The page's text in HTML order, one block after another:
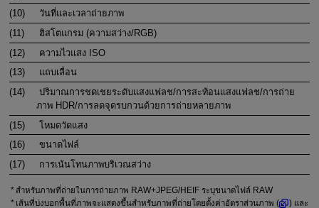
(10)
วันที่และเวลาถ่ายภาพ
(11)
ฮิสโตแกรม (ความสว่าง/RGB)
(12)
ความไวแสง ISO
(13)
แถบเลื่อน
(14)
ปริมาณการชดเชยระดับแสงแฟลช/การสะท้อนแสงแฟลช/การถ่าย
ภาพ HDR/การลดจุดรบกวนด้วยการถ่ายหลายภาพ
(15)
โหมดวัดแสง
(16)
ขนาดไฟล์
(17)
การเน้นโทนภาพบริเวณสว่าง
สำหรับภาพที่ถ่ายในการถ่ายภาพ RAW+JPEG/HEIF ระบุขนาดไฟล์ RAW
เส้นที่บ่งบอกพื้นที่ภาพจะแสดงขึ้นสำหรับภาพที่ถ่ายโดยตั้งค่าอัตราส่วนภาพ (
) และ